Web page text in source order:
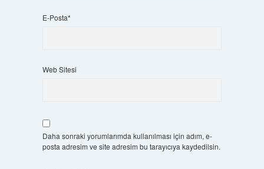
E-Posta*
Web Sitesi
Daha sonraki yorumlarımda kullanılması için adım, e-
posta adresim ve site adresim bu tarayıcıya kaydedilsin.